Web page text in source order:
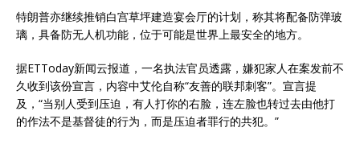
特朗普亦继续推销白宫草坪建造宴会厅的计划，称其将配备防弹玻
璃，具备防无人机功能，位于可能是世界上最安全的地方。
据ETToday新闻云报道，一名执法官员透露，嫌犯家人在案发前不
久收到该份宣言，内容中艾伦自称“友善的联邦刺客”。宣言提
及，“当别人受到压迫，有人打你的右脸，连左脸也转过去由他打
的作法不是基督徒的行为，而是压迫者罪行的共犯。”